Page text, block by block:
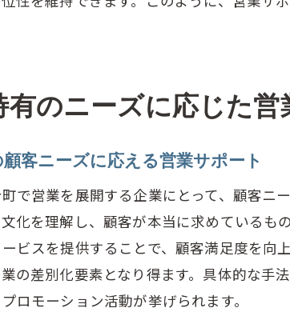
青梅市西分町にお
地域社会との連携で
営業サポートの活
営業サポートで顧客満
顧客満足度向上を
顧客フィードバッ
営業サポートが実現
有のニーズに応じた
客ニーズに応える営業サポート
で営業を展開する企業にとって、顧客ニ
化を理解し、顧客が本当に求めている
ビスを提供することで、顧客満足度を
の差別化要素となり得ます。具体的な
ロモーション活動が挙げられます。